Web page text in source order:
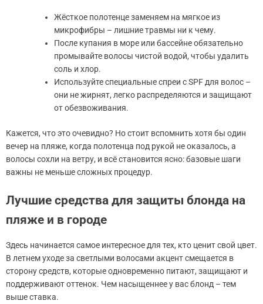
Жёсткое полотенце заменяем на мягкое из
микрофибры – лишние травмы ни к чему.
После купания в море или бассейне обязательно
промывайте волосы чистой водой, чтобы удалить
соль и хлор.
Используйте специальные спреи с SPF для волос –
они не жирнят, легко распределяются и защищают
от обезвоживания.
Кажется, что это очевидно? Но стоит вспомнить хотя бы один
вечер на пляже, когда полотенца под рукой не оказалось, а
волосы сохли на ветру, и всё становится ясно: базовые шаги
важны не меньше сложных процедур.
Лучшие средства для защиты блонда на
пляже и в городе
Здесь начинается самое интересное для тех, кто ценит свой цвет.
В летнем уходе за светлыми волосами акцент смещается в
сторону средств, которые одновременно питают, защищают и
поддерживают оттенок. Чем насыщеннее у вас блонд – тем
выше ставка.